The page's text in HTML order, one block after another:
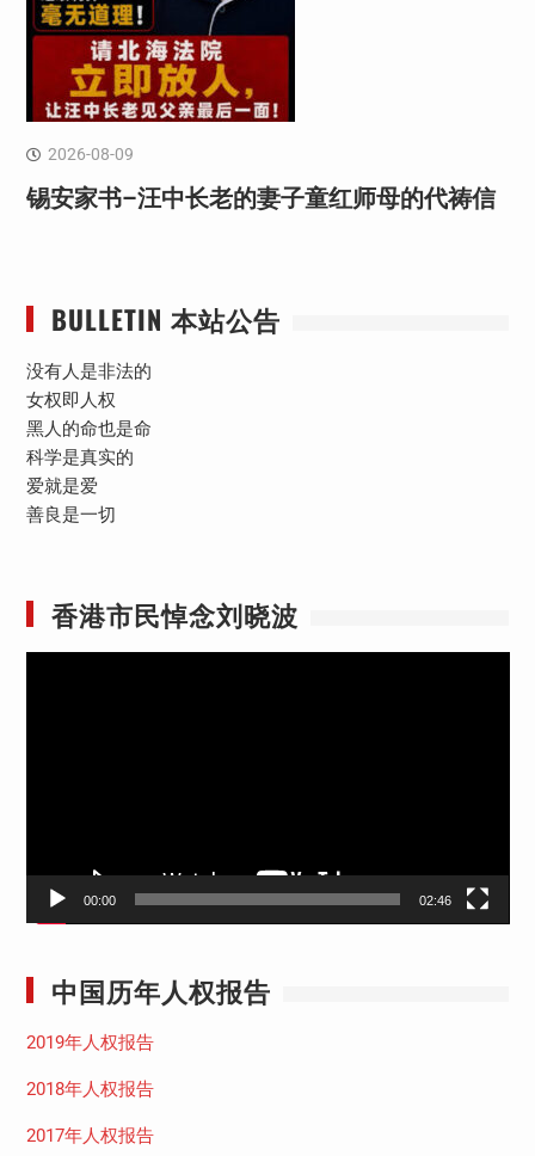
2026-08-09
锡安家书–汪中长老的妻子童红⁩师母的代祷信
BULLETIN 本站公告
没有人是非法的
女权即人权
黑人的命也是命
科学是真实的
爱就是爱
善良是一切
香港市民悼念刘晓波
00:00 02:46
中国历年人权报告
2019年人权报告
2018年人权报告
2017年人权报告